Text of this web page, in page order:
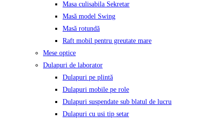
Masa culisabila Sekretar
Masă model Swing
Masă rotundă
Raft mobil pentru greutate mare
Mese optice
Dulapuri de laborator
Dulapuri pe plintă
Dulapuri mobile pe role
Dulapuri suspendate sub blatul de lucru
Dulapuri cu usi tip setar